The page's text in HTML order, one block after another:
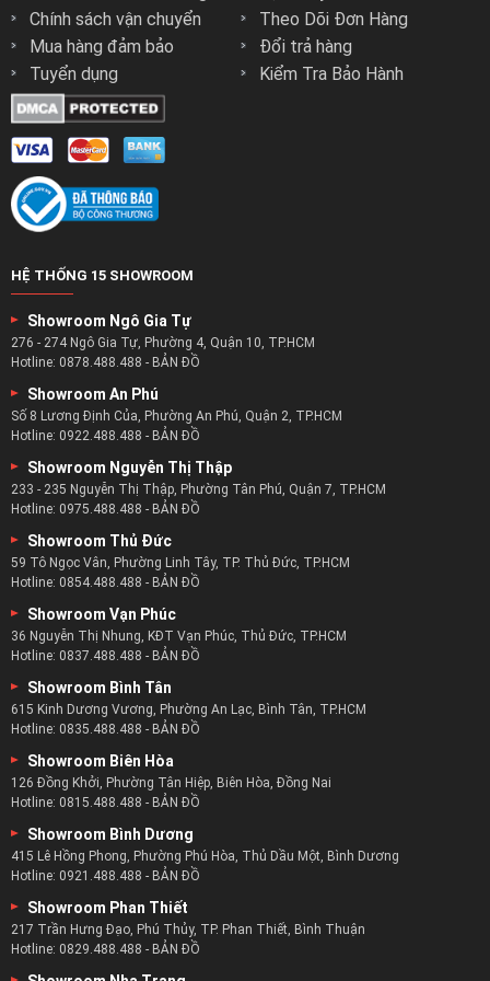
Xem Ngay: Mẫu Sofa Thư Giãn
Xem Ngay:Mẫu Sofa Vải Nỉ ( Vải Nhung – Vải Bố)
Xem Ngay:Mẫu Sofa Đơn
Xem Ngay:Mẫu Ghế Sofa Cổ Điển
Quý khách hàng ở tại
,Quận 6
Quận Thủ Đức sau khi đặt hàng sẽ nhận được hàng trong
vòng 1 ngày làm việc ( nếu sản phẩm có sẳn tại kho của công
9, Quận 12, Huyện Nhà Bè, Huyện Cần Giờ, Hóc Môn, Củ Chi
nhận hàng sau 2 ngày làm việc.
Lịch sử sofa da
Ngược dòng lịch sử trở về thời điểm 2000 năm trước công
nguyên, những thợ buôn bán tơ lụa ở Ả Rập là những người
đặt nền móng đầu tiên cho nền công nghiệp Sofa ngày nay.
Trong tiếng Ả Rập Sofa có nghĩa là Cuộn Băng Giá, người ta
dùng từ này cốt để chỉ một loại đồ vật được dùng để tựa
lưng hằng ngày nhằm giảm bớt sự mệt mỏi khi ngồi buôn
Tuy nhiên theo thời gian Sofa dần trở nên thay đổi, chất
liệu dần được thay thế bằng da động vật, nó được xem là
một vật trang trí nhằm thể hiện sự uy quyền mà chỉ các
Chính sách vận chuyển
Mua hàng đảm bảo
Tuyển dụng
Theo Dõi Đơn Hàng
Đổi trả hàng
Kiểm Tra Bảo Hành
HỆ THỐNG 15 SHOWROOM
Showroom Ngô Gia Tự
276 - 274 Ngô Gia Tự, Phường 4, Quận 10, TP.HCM
Hotline: 0878.488.488 - BẢN ĐỒ
Showroom An Phú
Số 8 Lương Định Của, Phường An Phú, Quận 2, TP.HCM
Hotline: 0922.488.488 - BẢN ĐỒ
Showroom Nguyễn Thị Thập
233 - 235 Nguyễn Thị Thập, Phường Tân Phú, Quận 7, TP.HCM
Hotline: 0975.488.488 - BẢN ĐỒ
Showroom Thủ Đức
59 Tô Ngọc Vân, Phường Linh Tây, TP. Thủ Đức, TP.HCM
Hotline: 0854.488.488 - BẢN ĐỒ
Showroom Vạn Phúc
36 Nguyễn Thị Nhung, KĐT Vạn Phúc, Thủ Đức, TP.HCM
Hotline: 0837.488.488 - BẢN ĐỒ
Showroom Bình Tân
615 Kinh Dương Vương, Phường An Lạc, Bình Tân, TP.HCM
Hotline: 0835.488.488 - BẢN ĐỒ
Showroom Biên Hòa
126 Đồng Khởi, Phường Tân Hiệp, Biên Hòa, Đồng Nai
Hotline: 0815.488.488 - BẢN ĐỒ
Showroom Bình Dương
415 Lê Hồng Phong, Phường Phú Hòa, Thủ Dầu Một, Bình Dương
Hotline: 0921.488.488 - BẢN ĐỒ
Showroom Phan Thiết
217 Trần Hưng Đạo, Phú Thủy, TP. Phan Thiết, Bình Thuận
Hotline: 0829.488.488 - BẢN ĐỒ